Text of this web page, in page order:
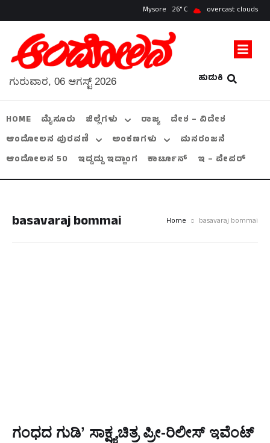
Mysore 26 overcast clouds
ಹುಡುಕಿ
ಗುರುವಾರ, 06 ಆಗಸ್ಟ್ 2026
HOME ಮೈಸೂರು ಜಿಲ್ಲೆಗಳು ರಾಜ್ಯ
ದೇಶ – ವಿದೇಶ
ಆಂದೋಲನ ಪುರವಣಿ
ಅಂಕಣಗಳು
ಮನರಂಜನೆ
ಆಂದೋಲನ 50
ಇದ್ದದ್ದು ಇದ್ಹಾಂಗ ಕಾರ್ಟೂನ್ ಇ – ಪೇಪರ್
basavaraj bommai Home basavaraj bommai
ಗಂಧದ ಗುಡಿʼ ಸಾಕ್ಷ್ಯಚಿತ್ರ ಪ್ರೀ-ರಿಲೀಸ್​ ಇವೆಂಟ್​